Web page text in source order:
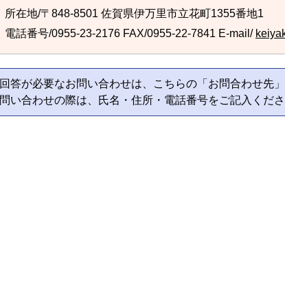
所在地/〒848-8501 佐賀県伊万里市立花町1355番地1
電話番号/0955-23-2176 FAX/0955-22-7841 E-mail/
回答が必要なお問い合わせは、こちらの「お問合わせ先
問い合わせの際は、氏名・住所・電話番号をご記入くださ